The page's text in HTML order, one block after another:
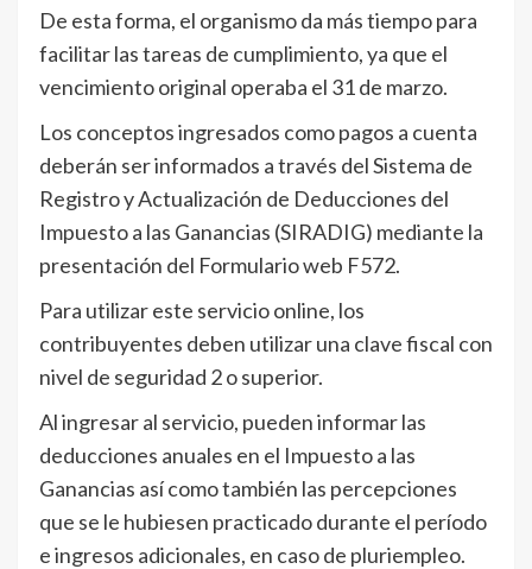
De esta forma, el organismo da más tiempo para
facilitar las tareas de cumplimiento, ya que el
vencimiento original operaba el 31 de marzo.
Los conceptos ingresados como pagos a cuenta
deberán ser informados a través del Sistema de
Registro y Actualización de Deducciones del
Impuesto a las Ganancias (SIRADIG) mediante la
presentación del Formulario web F572.
Para utilizar este servicio online, los
contribuyentes deben utilizar una clave fiscal con
nivel de seguridad 2 o superior.
Al ingresar al servicio, pueden informar las
deducciones anuales en el Impuesto a las
Ganancias así como también las percepciones
que se le hubiesen practicado durante el período
e ingresos adicionales, en caso de pluriempleo.